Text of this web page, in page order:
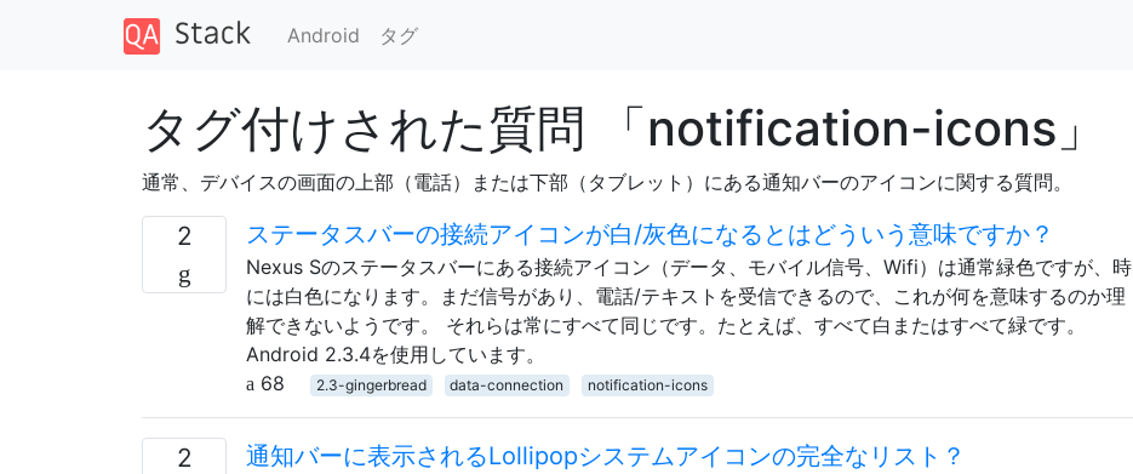
Android タグ
タグ付けされた質問 「notification-icons」
通常、デバイスの画面の上部（電話）または下部（タブレット）にある通知バーのアイコンに関する質問。
2 ステータスバーの接続アイコンが白/灰色になるとはどういう意味ですか？
Nexus Sのステータスバーにある接続アイコン（データ、モバイル信号、Wifi）は通常緑色ですが、時
には白色になります。まだ信号があり、電話/テキストを受信できるので、これが何を意味するのか理
解できないようです。 それらは常にすべて同じです。たとえば、すべて白またはすべて緑です。
Android 2.3.4を使用しています。
68
2.3-gingerbread data-connection notification-icons
2 通知バーに表示されるLollipopシステムアイコンの完全なリスト？